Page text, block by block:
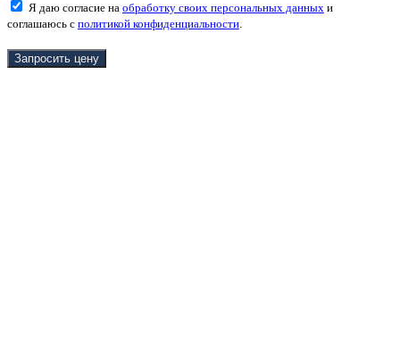
Я даю согласие на обработку своих персональных данных и
соглашаюсь с политикой конфиденциальности.
Запросить цену